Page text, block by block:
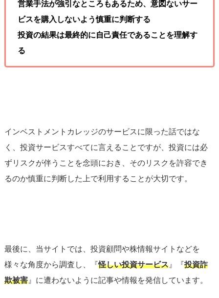
営業手法が強引なところもあるため、意図ないサー
ビスを購入しないよう慎重に判断する
投資の結果は最終的に自己責任であることを理解す
る
インベストメントカレッジのサービスに限った話ではな
く、投資サービスすべてに言えることですが、投資には必
ずリスクが伴うことを念頭におき、そのリスクを許容でき
るのか慎重に判断した上で利用することが大切です。
最後に、当サイトでは、投資顧問や株情報サイトなどを
様々な角度から調査し、『怪しい投資サービス』『投資詐
欺被害』に遭わないように記事や情報を発信しています。